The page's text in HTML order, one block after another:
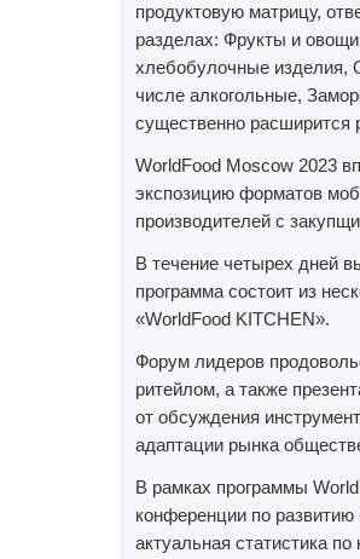
продуктовую матрицу,
разделах: Фрукты и
хлебобулочные изделия,
числе алкогольные,
существенно расширится
WorldFood Moscow 2023
экспозицию форматов
производителей с
В течение четырех дней
программа состоит из
«WorldFood KITCHEN».
Форум лидеров
ритейлом, а также
от обсуждения
адаптации рынка
В рамках программы
конференции по
актуальная статистика